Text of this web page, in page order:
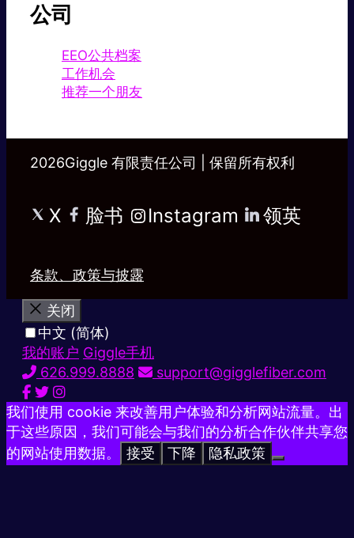
公司
EEO公共档案
工作机会
推荐一个朋友
2026Giggle 有限责任公司 | 保留所有权利
X 脸书 Instagram 领英
条款、政策与披露
关闭
中文 (简体)
我的账户 Giggle手机
626.999.8888
support@gigglefiber.com
我们使用 cookie 来改善用户体验和分析网站流量。出
于这些原因，我们可能会与我们的分析合作伙伴共享您
的网站使用数据。
接受 下降 隐私政策